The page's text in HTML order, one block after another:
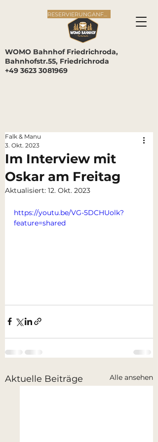
WOMO Bahnhof Friedrichroda,
Bahnhofstr.55, Friedrichroda
+49 3623 3081969
Im Interview mit
Oskar am Freitag
Falk & Manu
3. Okt. 2023
Aktualisiert: 12. Okt. 2023
https://youtu.be/VG-5DCHUolk?
feature=shared
Aktuelle Beiträge Alle ansehen